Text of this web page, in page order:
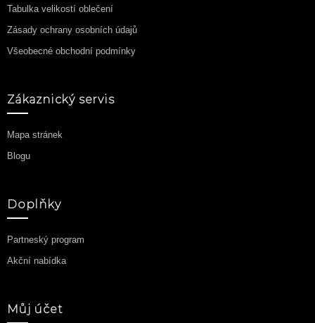
Tabulka velikostí oblečení
Zásady ochrany osobních údajů
Všeobecné obchodní podmínky
Zákaznický servis
Mapa stránek
Blogu
Doplňky
Partneský program
Akční nabídka
Můj účet